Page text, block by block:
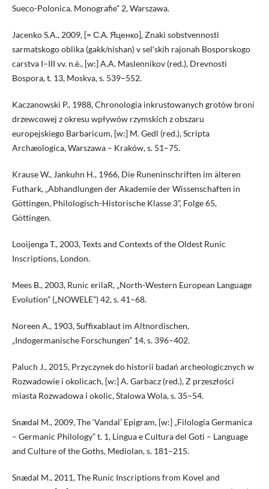
Sueco-Polonica. Monografie” 2, Warszawa.
Jacenko S.A., 2009, [= С.А. Яценко], Znaki sobstvennosti
sarmatskogo oblika (gakk/nishan) v selʹskih rajonah Bosporskogo
carstva I–III vv. n.è., [w:] A.A. Maslennikov (red.), Drevnosti
Bospora, t. 13, Moskva, s. 539–552.
Kaczanowski P., 1988, Chronologia inkrustowanych grotów broni
drzewcowej z okresu wpływów rzymskich z obszaru
europejskiego Barbaricum, [w:] M. Gedl (red.), Scripta
Archæologica, Warszawa – Kraków, s. 51–75.
Krause W., Jankuhn H., 1966, Die Runeninschriften im älteren
Futhark, „Abhandlungen der Akademie der Wissenschaften in
Göttingen, Philologisch-Historische Klasse 3”, Folge 65,
Göttingen.
Looijenga T., 2003, Texts and Contexts of the Oldest Runic
Inscriptions, London.
Mees B., 2003, Runic erilaR, „North-Western European Language
Evolution” („NOWELE”) 42, s. 41–68.
Noreen A., 1903, Suffixablaut im Altnordischen,
„Indogermanische Forschungen” 14, s. 396–402.
Paluch J., 2015, Przyczynek do historii badań archeologicznych w
Rozwadowie i okolicach, [w:] A. Garbacz (red.), Z przeszłości
miasta Rozwadowa i okolic, Stalowa Wola, s. 35−54.
Snædal M., 2009, The ‘Vandal’ Epigram, [w:] „Filologia Germanica
– Germanic Philology” t. 1, Lingua e Cultura del Goti – Language
and Culture of the Goths, Mediolan, s. 181–215.
Snædal M., 2011, The Runic Inscriptions from Kovel and